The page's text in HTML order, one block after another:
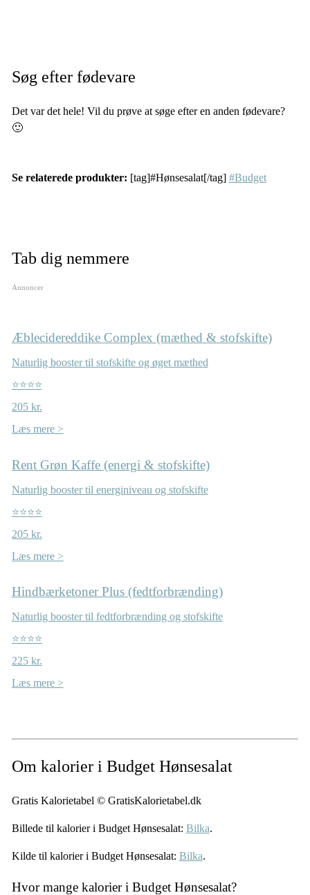
Søg efter fødevare
Det var det hele! Vil du prøve at søge efter en anden fødevare?
🙂
Se relaterede produkter: [tag]#Hønsesalat[/tag] #Budget
Tab dig nemmere
Annoncer
Æblecidereddike Complex (mæthed & stofskifte)
Naturlig booster til stofskifte og øget mæthed
⭐⭐⭐⭐
205 kr.
Læs mere >
Rent Grøn Kaffe (energi & stofskifte)
Naturlig booster til energiniveau og stofskifte
⭐⭐⭐⭐
205 kr.
Læs mere >
Hindbærketoner Plus (fedtforbrænding)
Naturlig booster til fedtforbrænding og stofskifte
⭐⭐⭐⭐
225 kr.
Læs mere >
Om kalorier i Budget Hønsesalat
Gratis Kalorietabel © GratisKalorietabel.dk
Billede til kalorier i Budget Hønsesalat: Bilka.
Kilde til kalorier i Budget Hønsesalat: Bilka.
Hvor mange kalorier i Budget Hønsesalat?